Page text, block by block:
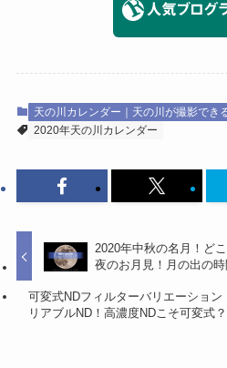
天の川カレンダー｜天の川が撮影でき
2020年天の川カレンダー
2020年中秋の名月！ど
夜のお月見！月の出の時
可変式NDフィルターバリエーション
リアブルND！高濃度NDこそ可変式？